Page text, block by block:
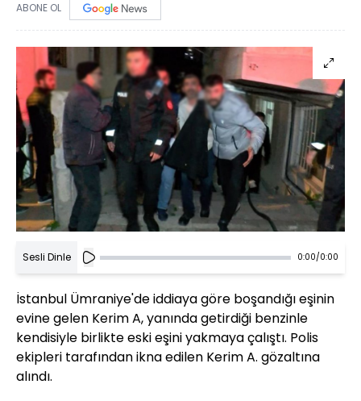
ABONE OL
Sesli Dinle 0:00/0:00
İstanbul Ümraniye'de iddiaya göre boşandığı eşinin
evine gelen Kerim A, yanında getirdiği benzinle
kendisiyle birlikte eski eşini yakmaya çalıştı. Polis
ekipleri tarafından ikna edilen Kerim A. gözaltına
alındı.